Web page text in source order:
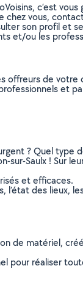
c’est vous
vous,
son profil et
et/ou les
offreurs de
et
? Quel
Saulx ! Sur
et efficaces.
des lieux,
de matériel,
pour réaliser